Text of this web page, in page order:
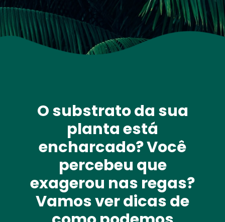
O substrato da sua
encharcado? Você
percebeu que
exagerou nas regas?
Vamos ver dicas de